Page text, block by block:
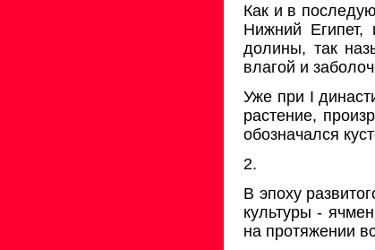
Как и в
Нижний Египет,
долины, так
влагой и
Уже при I
растение,
обозначался
2.
В эпоху
культуры -
на протяжении